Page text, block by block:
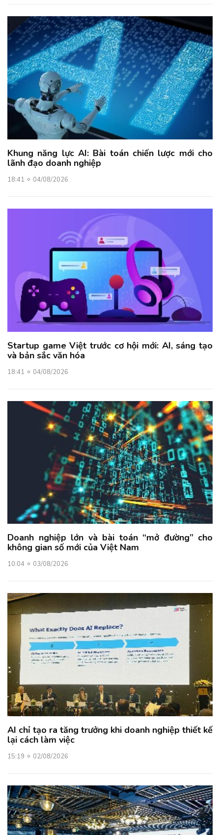
Khung năng lực AI: Bài toán chiến lược mới cho
lãnh đạo doanh nghiệp
18:41 04/08/2026
Startup game Việt trước cơ hội mới: AI, sáng tạo
và bản sắc văn hóa
18:41 04/08/2026
Doanh nghiệp lớn và bài toán “mở đường” cho
không gian số mới của Việt Nam
10:04 03/08/2026
AI chỉ tạo ra tăng trưởng khi doanh nghiệp thiết kế
lại cách làm việc
15:19 02/08/2026